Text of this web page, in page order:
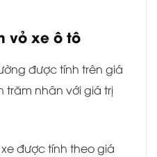
vỏ xe ô tô
được tính trên giá
trăm nhân với giá trị
được tính theo giá